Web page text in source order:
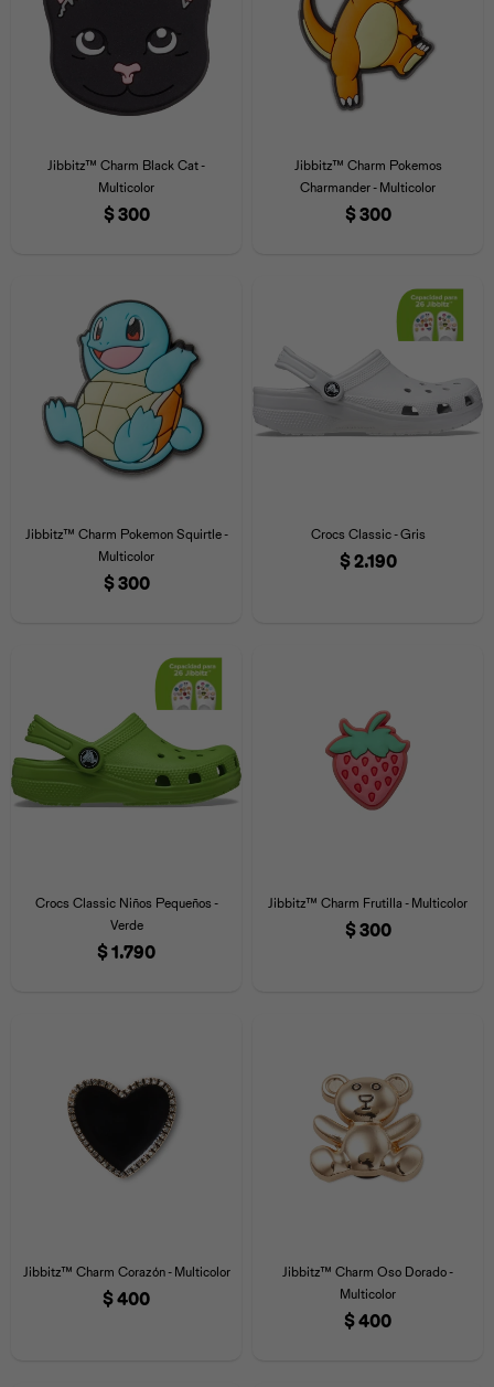
Jibbitz™ Charm Black Cat -
Multicolor
$300
Jibbitz™ Charm Pokemos
Charmander - Multicolor
$300
Jibbitz™ Charm Pokemon Squirtle -
Multicolor
$300
Crocs Classic - Gris
$2.190
Crocs Classic Niños Pequeños -
Verde
$1.790
Jibbitz™ Charm Frutilla - Multicolor
$300
Jibbitz™ Charm Corazón - Multicolor
$400
Jibbitz™ Charm Oso Dorado -
Multicolor
$400